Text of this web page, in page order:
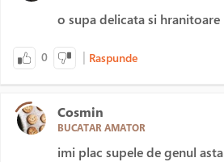
o supa delicata si hranitoare
0 | Raspunde
Cosmin
BUCATAR AMATOR
imi plac supele de genul asta